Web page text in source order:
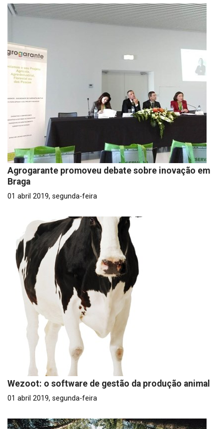
Agrogarante promoveu debate sobre inovação em
Braga
01 abril 2019, segunda-feira
Wezoot: o software de gestão da produção animal
01 abril 2019, segunda-feira